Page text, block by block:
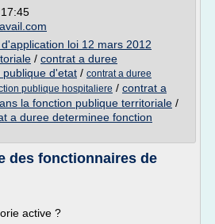
loi 12 mars 2012
/ contrat a duree
publique d'etat / contrat a duree
publique hospitaliere / contrat a
la fonction publique territoriale /
a duree determinee fonction
des fonctionnaires de
active ?